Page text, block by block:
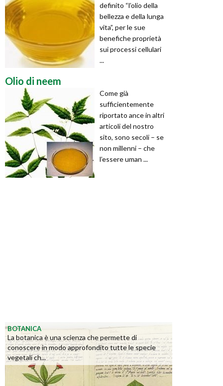
definito “l’olio della
bellezza e della lunga
vita”, per le sue
benefiche proprietà
sui processi cellulari
...
Olio di neem
Come già
sufficientemente
riportato ance in altri
articoli del nostro
sito, sono secoli – se
non millenni – che
l’essere uman ...
BOTANICA
La botanica è una scienza che permette di
conoscere in modo approfondito tutte le specie
vegetali ch...